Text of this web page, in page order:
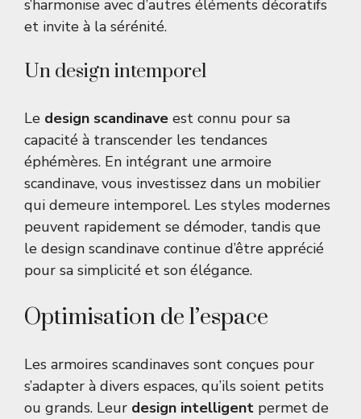
s’harmonise avec d’autres éléments décoratifs
et invite à la sérénité.
Un design intemporel
Le design scandinave est connu pour sa
capacité à transcender les tendances
éphémères. En intégrant une armoire
scandinave, vous investissez dans un mobilier
qui demeure intemporel. Les styles modernes
peuvent rapidement se démoder, tandis que
le design scandinave continue d’être apprécié
pour sa simplicité et son élégance.
Optimisation de l’espace
Les armoires scandinaves sont conçues pour
s’adapter à divers espaces, qu’ils soient petits
ou grands. Leur design intelligent permet de